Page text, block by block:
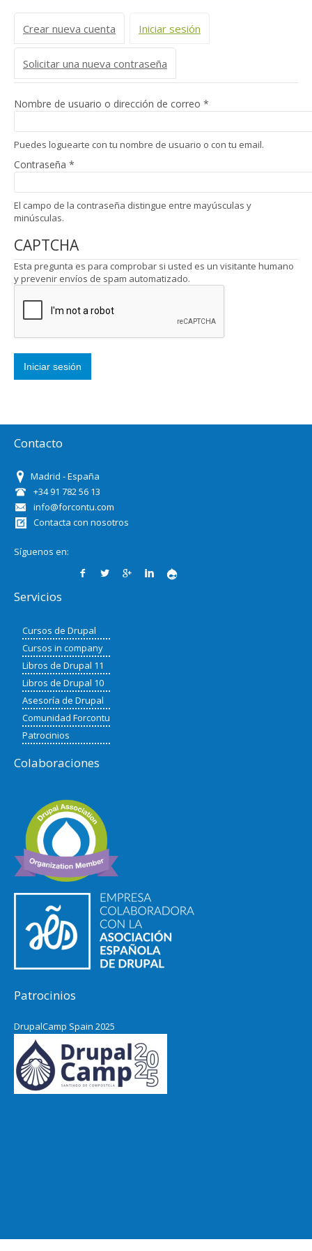
Solapas principales
Crear nueva cuenta Iniciar sesión
Solicitar una nueva contraseña
Nombre de usuario o dirección de correo *
Puedes loguearte con tu nombre de usuario o con tu email.
Contraseña *
El campo de la contraseña distingue entre mayúsculas y
minúsculas.
CAPTCHA
Esta pregunta es para comprobar si usted es un visitante humano
y prevenir envíos de spam automatizado.
Contacto
Madrid - España
+34 91 782 56 13
info@forcontu.com
Contacta con nosotros
Síguenos en:
Servicios
Cursos de Drupal
Cursos in company
Libros de Drupal 11
Libros de Drupal 10
Asesoría de Drupal
Comunidad Forcontu
Patrocinios
Colaboraciones
Patrocinios
DrupalCamp Spain 2025